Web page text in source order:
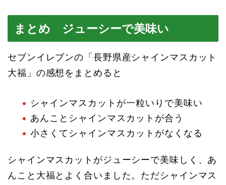
まとめ ジューシーで美味い
セブンイレブンの「長野県産シャインマスカット
大福」の感想をまとめると
シャインマスカットが一粒いりで美味い
あんことシャインマスカットが合う
小さくてシャインマスカットがなくなる
シャインマスカットがジューシーで美味しく、あ
んこと大福とよく合いました。ただシャインマス